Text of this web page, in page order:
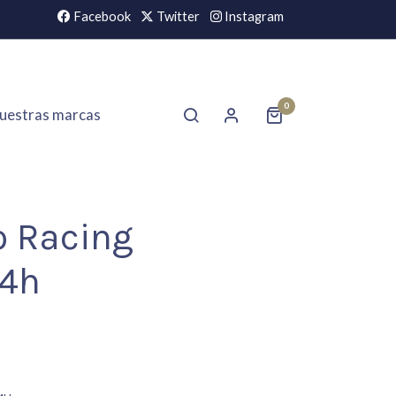
Facebook Twitter Instagram
marcas 0
Racing